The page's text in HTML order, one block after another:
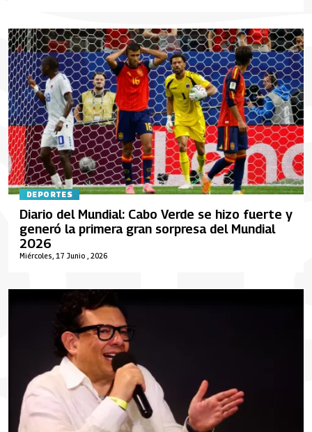
DEPORTES
Miércoles, 17 Junio , 2026
Diario del Mundial: Cabo Verde se hizo fuerte y
generó la primera gran sorpresa del Mundial
2026